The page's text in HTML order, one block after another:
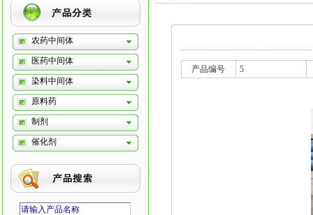
农药中间体
医药中间体
染料中间体
原料药
制剂
催化剂
产品编号 5